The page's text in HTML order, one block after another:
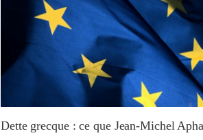
Dette grecque : ce que Jean-Michel